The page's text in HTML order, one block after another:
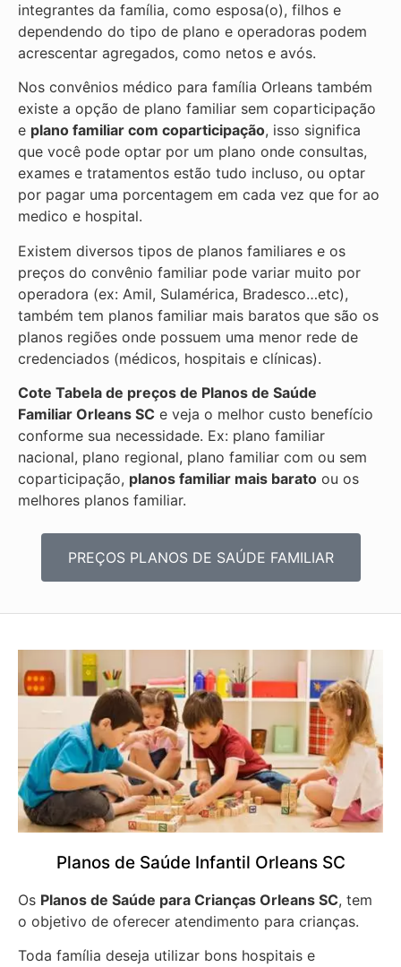
integrantes da família, como esposa(o), filhos e
dependendo do tipo de plano e operadoras podem
acrescentar agregados, como netos e avós.
Nos convênios médico para família Orleans também
existe a opção de plano familiar sem coparticipação
e plano familiar com coparticipação, isso significa
que você pode optar por um plano onde consultas,
exames e tratamentos estão tudo incluso, ou optar
por pagar uma porcentagem em cada vez que for ao
medico e hospital.
Existem diversos tipos de planos familiares e os
preços do convênio familiar pode variar muito por
operadora (ex: Amil, Sulamérica, Bradesco…etc),
também tem planos familiar mais baratos que são os
planos regiões onde possuem uma menor rede de
credenciados (médicos, hospitais e clínicas).
Cote Tabela de preços de Planos de Saúde
Familiar Orleans SC e veja o melhor custo benefício
conforme sua necessidade. Ex: plano familiar
nacional, plano regional, plano familiar com ou sem
coparticipação, planos familiar mais barato ou os
melhores planos familiar.
PREÇOS PLANOS DE SAÚDE FAMILIAR
Planos de Saúde Infantil Orleans SC
Os Planos de Saúde para Crianças Orleans SC, tem
o objetivo de oferecer atendimento para crianças.
Toda família deseja utilizar bons hospitais e